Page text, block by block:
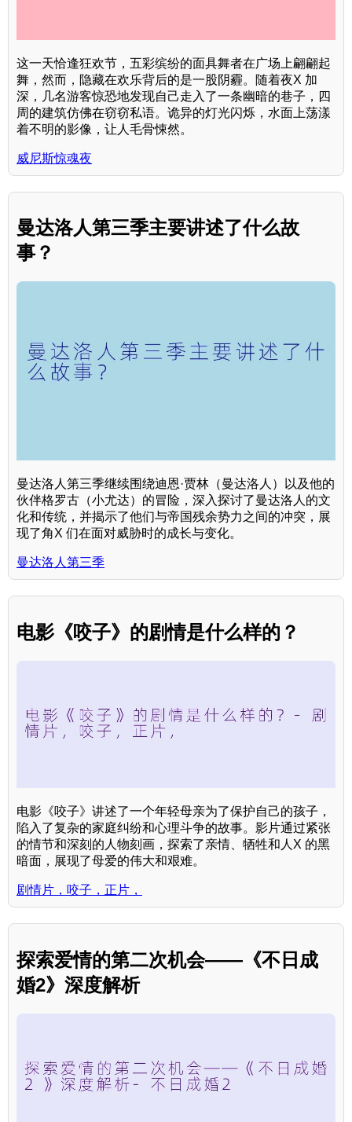
这一天恰逢狂欢节，五彩缤纷的面具舞者在广场上翩翩起
舞，然而，隐藏在欢乐背后的是一股阴霾。随着夜X 加
深，几名游客惊恐地发现自己走入了一条幽暗的巷子，四
周的建筑仿佛在窃窃私语。诡异的灯光闪烁，水面上荡漾
着不明的影像，让人毛骨悚然。
威尼斯惊魂夜
曼达洛人第三季主要讲述了什么故
事？
曼达洛人第三季继续围绕迪恩·贾林（曼达洛人）以及他的
伙伴格罗古（小尤达）的冒险，深入探讨了曼达洛人的文
化和传统，并揭示了他们与帝国残余势力之间的冲突，展
现了角X 们在面对威胁时的成长与变化。
曼达洛人第三季
电影《咬子》的剧情是什么样的？
电影《咬子》讲述了一个年轻母亲为了保护自己的孩子，
陷入了复杂的家庭纠纷和心理斗争的故事。影片通过紧张
的情节和深刻的人物刻画，探索了亲情、牺牲和人X 的黑
暗面，展现了母爱的伟大和艰难。
剧情片，咬子，正片，
探索爱情的第二次机会——《不日成
婚2》深度解析